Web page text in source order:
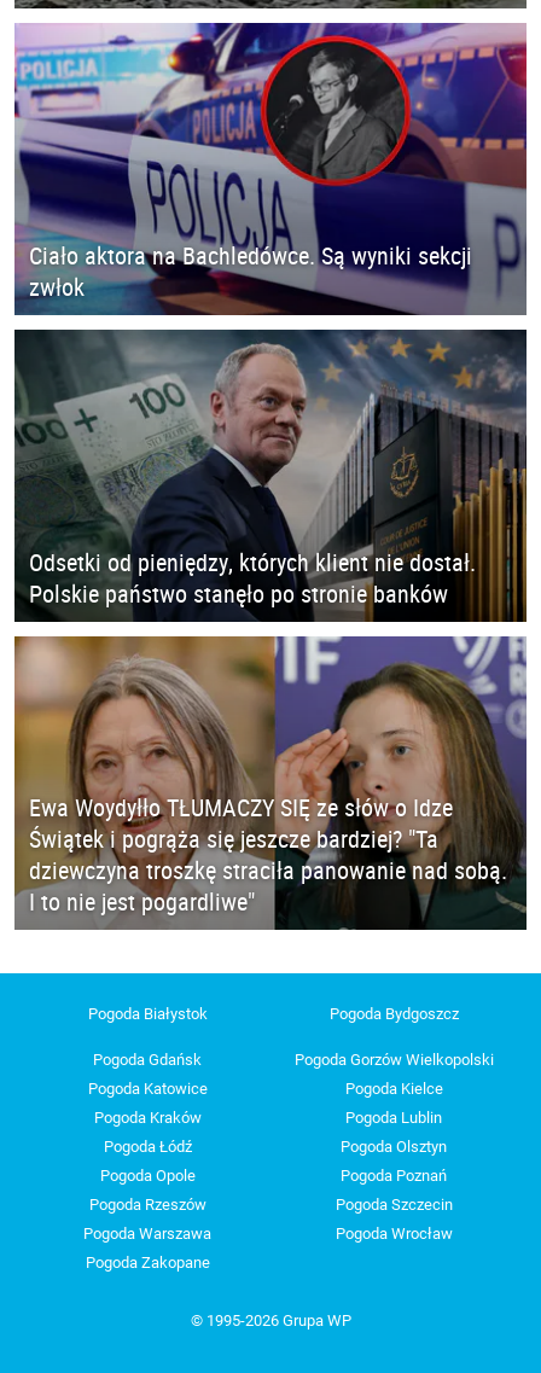
Ciało aktora na Bachledówce. Są wyniki sekcji
zwłok
Odsetki od pieniędzy, których klient nie dostał.
Polskie państwo stanęło po stronie banków
Ewa Woydyłło TŁUMACZY SIĘ ze słów o Idze
Świątek i pogrąża się jeszcze bardziej? "Ta
dziewczyna troszkę straciła panowanie nad sobą.
I to nie jest pogardliwe"
Pogoda Białystok Pogoda Bydgoszcz
Pogoda Gdańsk
Pogoda Gorzów Wielkopolski
Pogoda Katowice
Pogoda Kielce
Pogoda Kraków
Pogoda Lublin
Pogoda Łódź
Pogoda Olsztyn
Pogoda Opole
Pogoda Poznań
Pogoda Rzeszów
Pogoda Szczecin
Pogoda Warszawa
Pogoda Wrocław
Pogoda Zakopane
© 1995-2026 Grupa WP